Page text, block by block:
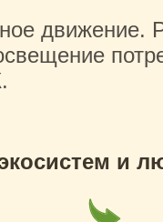
движение.
и